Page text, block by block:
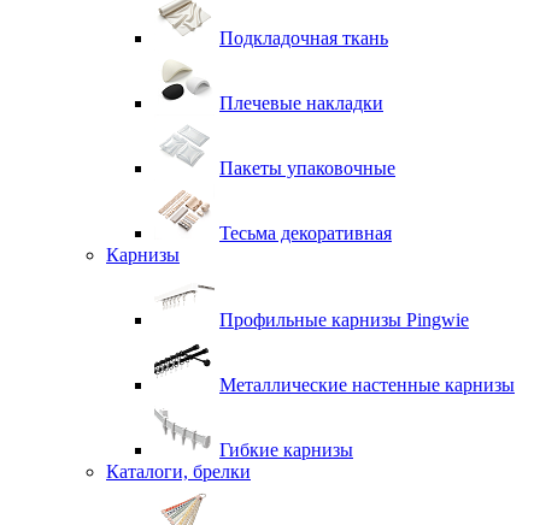
Подкладочная ткань
Плечевые накладки
Пакеты упаковочные
Тесьма декоративная
Карнизы
Профильные карнизы Pingwie
Металлические настенные карнизы
Гибкие карнизы
Каталоги, брелки